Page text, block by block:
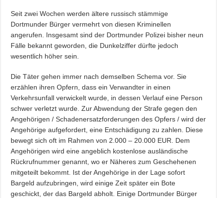
Seit zwei Wochen werden ältere russisch stämmige
Dortmunder Bürger vermehrt von diesen Kriminellen
angerufen. Insgesamt sind der Dortmunder Polizei bisher neun
Fälle bekannt geworden, die Dunkelziffer dürfte jedoch
wesentlich höher sein.
Die Täter gehen immer nach demselben Schema vor. Sie
erzählen ihren Opfern, dass ein Verwandter in einen
Verkehrsunfall verwickelt wurde, in dessen Verlauf eine Person
schwer verletzt wurde. Zur Abwendung der Strafe gegen den
Angehörigen / Schadenersatzforderungen des Opfers / wird der
Angehörige aufgefordert, eine Entschädigung zu zahlen. Diese
bewegt sich oft im Rahmen von 2.000 – 20.000 EUR. Dem
Angehörigen wird eine angeblich kostenlose ausländische
Rückrufnummer genannt, wo er Näheres zum Geschehenen
mitgeteilt bekommt. Ist der Angehörige in der Lage sofort
Bargeld aufzubringen, wird einige Zeit später ein Bote
geschickt, der das Bargeld abholt. Einige Dortmunder Bürger